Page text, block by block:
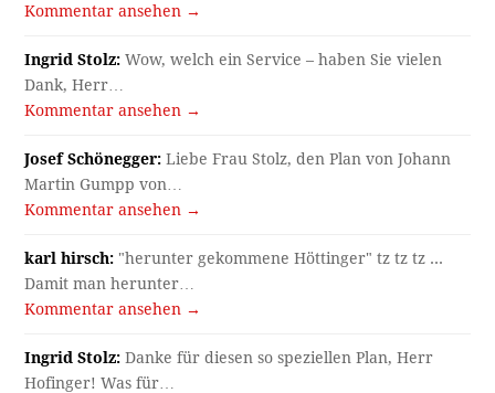
Kommentar ansehen →
Ingrid Stolz: Wow, welch ein Service – haben Sie vielen
Dank, Herr…
Kommentar ansehen →
Josef Schönegger: Liebe Frau Stolz, den Plan von Johann
Martin Gumpp von…
Kommentar ansehen →
karl hirsch: "herunter gekommene Höttinger" tz tz tz ...
Damit man herunter…
Kommentar ansehen →
Ingrid Stolz: Danke für diesen so speziellen Plan, Herr
Hofinger! Was für…